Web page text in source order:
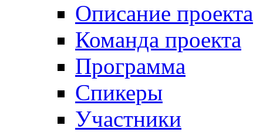
Описание проекта
Команда проекта
Программа
Спикеры
Участники